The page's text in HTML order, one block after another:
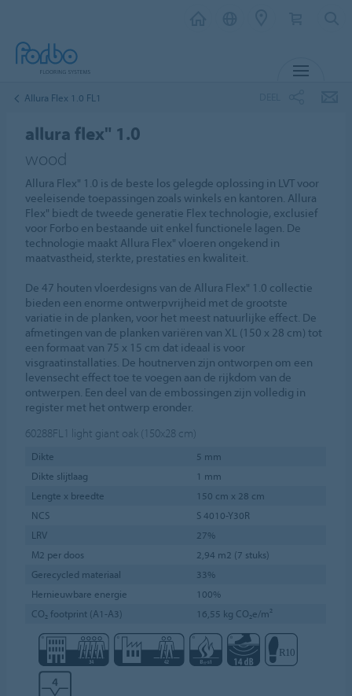
Allura Flex 1.0 FL1
allura flex" 1.0
wood
Allura Flex" 1.0 is de beste los gelegde oplossing in LVT voor
veeleisende toepassingen zoals winkels en kantoren. Allura
Flex" biedt de tweede generatie Flex technologie, exclusief
voor Forbo en bestaande uit enkel functionele lagen. De
technologie maakt Allura Flex" vloeren ongekend in
maatvastheid, sterkte, prestaties en kwaliteit.
De 47 houten vloerdesigns van de Allura Flex" 1.0 collectie
bieden een enorme ontwerpvrijheid met de grootste
variatie in de planken, voor het meest natuurlijke effect. De
afmetingen van de planken variëren van XL (150 x 28 cm) tot
een formaat van 75 x 15 cm dat ideaal is voor
visgraatinstallaties. De houtnerven zijn ontworpen om een
levensecht effect toe te voegen aan de rijkdom van de
ontwerpen. Een deel van de embossingen zijn volledig in
register met het ontwerp eronder.
60288FL1 light giant oak (150x28 cm)
Dikte
5 mm
Dikte slijtlaag
1 mm
Lengte x breedte
150 cm x 28 cm
NCS
S 4010-Y30R
LRV
27%
M2 per doos
2,94 m2 (7 stuks)
Gerecycled materiaal
33%
Hernieuwbare energie
100%
CO₂ footprint (A1-A3)
16,55 kg CO₂e/m²